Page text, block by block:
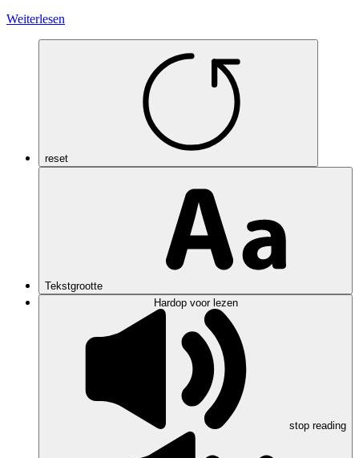
Weiterlesen
reset
Tekstgrootte
Hardop voor lezen
stop reading